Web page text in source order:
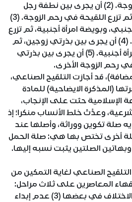
تزرع اللقيحة في رحم الزوجة. (2) أن يجرى بين نطفة رجل
أجنبي، وبويضة الزوجة، ثم تزرع اللقيحة في رحم الزوجة. (3)
وبويضة امرأة أجنبية، ثم تزرع
اللقيحة في رحم الزوجة. (4) أن يجرى بين بذرتي زوجين، ثم
تزرع اللقيحة في رحم امرأة أجنبية. (5) أن يجرى بين بذرتي
رحم الزوجة الأخرى.
أن (المادة: 198 - مضافة)، قد أجازت التلقيح الصناعي،
(المذكرة الايضاحية) للمادة
الإسلامية حثت على الإنجاب،
وعدَّتْ خلط الأنساب منكرا؛ إذ
صلة تكوين ووراثة، وأصلها عند
أخرى تختص بها هي: صلة الحمل
وبهاتين الصلتين يثبت نسبه إليها.
الصناعي لغاية التمكين من
المعاصرين على ثلاث مراحل:
(1) حرمة أكثر أنواعه (2) الاختلاف في بعضها (3) عدم إبداء